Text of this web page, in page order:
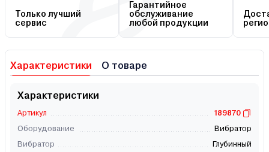
Только лучший
сервис
Гарантийное
обслуживание
любой продукции
Характеристики О товаре
Характеристики
Артикул
189870
Оборудование
Вибратор
Вибратор
Глубинный